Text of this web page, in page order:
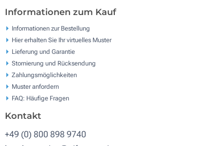
Informationen zum Kauf
Informationen zur Bestellung
Hier erhalten Sie Ihr virtuelles Muster
Lieferung und Garantie
Stornierung und Rücksendung
Zahlungsmöglichkeiten
Muster anfordern
FAQ: Häufige Fragen
Kontakt
+49 (0) 800 898 9740